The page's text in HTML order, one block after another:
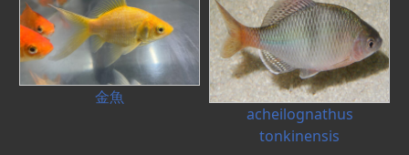
金魚
acheilognathus
tonkinensis